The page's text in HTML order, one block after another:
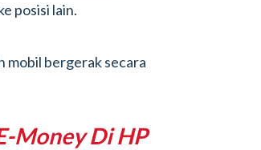
posisi lain.
bergerak secara
Money Di HP